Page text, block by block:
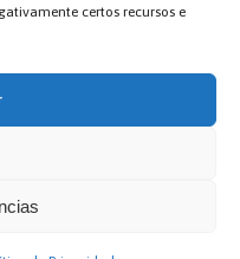
certos recursos e